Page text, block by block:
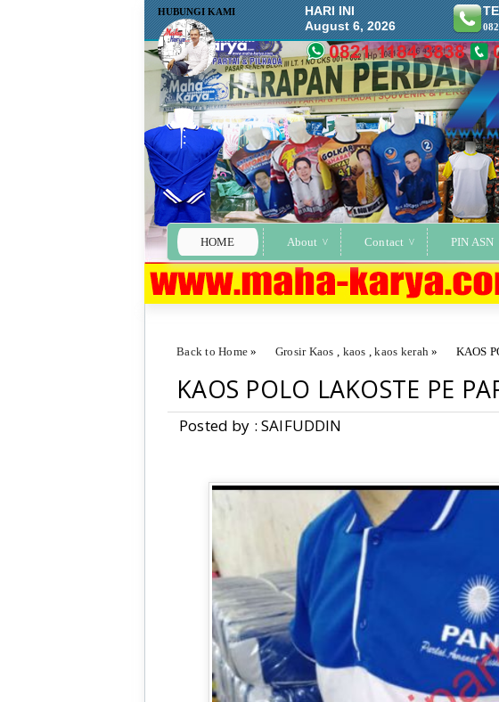
HOME About Contact PIN ASN
HUBUNGI KAMI
HARI INI
August 6, 2026
Back to Home » Grosir Kaos , kaos ,kaos kerah » KAOS
KAOS POLO LAKOSTE PE
Posted by : SAIFUDDIN